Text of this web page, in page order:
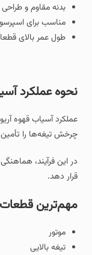
بدنه مقاوم و
مناسب برای
طول عمر بالای
نحوه عملکرد
عملکرد آسیاب قهوه
چرخش تیغه‌ها را
در این فرآیند،
قرار دهد.
مهم‌ترین قطعات
موتور
تیغه بالایی